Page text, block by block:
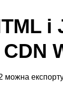
і
можна